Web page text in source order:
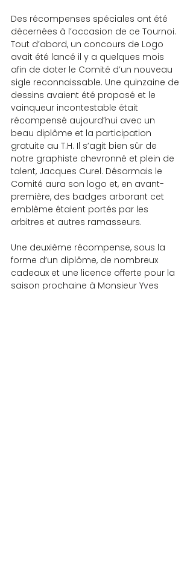
Des récompenses spéciales ont été
décernées à l’occasion de ce Tournoi.
Tout d’abord, un concours de Logo
avait été lancé il y a quelques mois
afin de doter le Comité d’un nouveau
sigle reconnaissable. Une quinzaine de
dessins avaient été proposé et le
vainqueur incontestable était
récompensé aujourd’hui avec un
beau diplôme et la participation
gratuite au T.H. Il s’agit bien sûr de
notre graphiste chevronné et plein de
talent, Jacques Curel. Désormais le
Comité aura son logo et, en avant-
première, des badges arborant cet
emblème étaient portés par les
arbitres et autres ramasseurs.
Une deuxième récompense, sous la
forme d’un diplôme, de nombreux
cadeaux et une licence offerte pour la
saison prochaine à Monsieur Yves